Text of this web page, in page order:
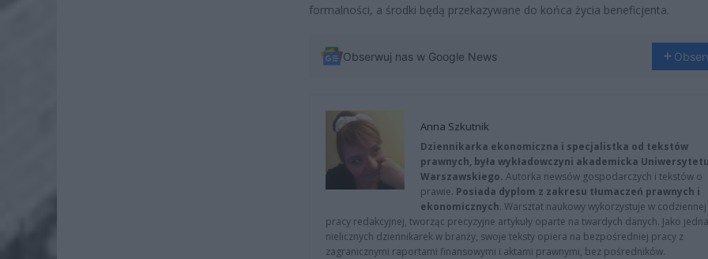
formalności, a środki będą przekazywane do końca życia beneficjenta.
Obserwuj nas w Google News
Anna Szkutnik
Dziennikarka ekonomiczna i specjalistka od tekstów
prawnych, była wykładowczyni akademicka
Warszawskiego. Autorka newsów gospodarczych i tekstów o
prawie. Posiada dyplom z zakresu tłumaczeń prawnych i
ekonomicznych. Warsztat naukowy wykorzystuje w codziennej
pracy redakcyjnej, tworząc precyzyjne artykuły oparte na twardych danych. Jako
nielicznych dziennikarek w branży, swoje teksty opiera na bezpośredniej pracy z
zagranicznymi raportami finansowymi i aktami prawnymi, bez pośredników.